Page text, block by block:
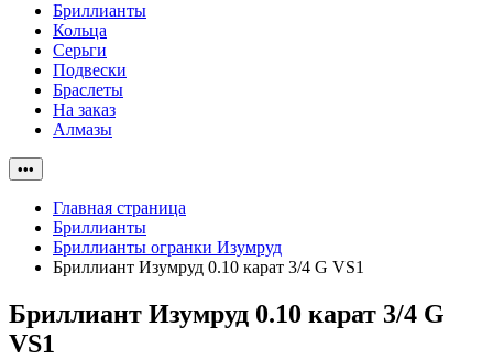
Бриллианты
Кольца
Серьги
Подвески
Браслеты
На заказ
Алмазы
•••
Главная страница
Бриллианты
Бриллианты огранки Изумруд
Бриллиант Изумруд 0.10 карат 3/4 G VS1
Бриллиант Изумруд 0.10 карат 3/4 G
VS1